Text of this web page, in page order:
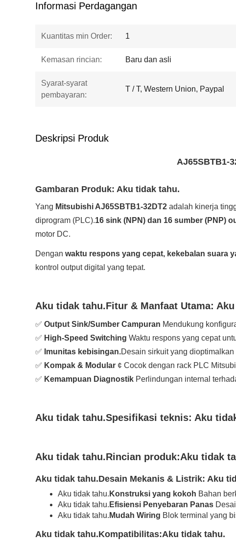
Informasi Perdagangan
Kuantitas min Order: 1
Kemasan rincian: Baru dan asli
Syarat-syarat
pembayaran:
T / T, Western Union, Paypal
Deskripsi Produk
AJ65SBTB1-
Gambaran Produk: Aku tidak tahu.
Yang Mitsubishi AJ65SBTB1-32DT2 adalah kinerja
diprogram (PLC).16 sink (NPN) dan 16 sumber (PNP)
motor DC.
Dengan waktu respons yang cepat, kekebalan suara
kontrol output digital yang tepat.
Aku tidak tahu.Fitur & Manfaat Utama:
✅ Output Sink/Sumber Campuran Mendukung
✅ High-Speed Switching Waktu respons yang cepat
✅ Imunitas kebisingan.Desain sirkuit yang
✅ Kompak & Modular ¢ Cocok dengan rack PLC
✅ Kemampuan Diagnostik Perlindungan internal
Aku tidak tahu.Spesifikasi teknis: Aku
Aku tidak tahu.Rincian produk:Aku tidak
Aku tidak tahu.Desain Mekanis & Listrik: Aku
Aku tidak tahu. Konstruksi yang kokoh Bahan
Aku tidak tahu. Efisiensi Penyebaran Panas
Aku tidak tahu. Mudah Wiring Blok terminal yang
Aku tidak tahu.Kompatibilitas:Aku tidak tahu.